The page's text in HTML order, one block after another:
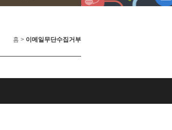
홈 > 이메일무단수집거부